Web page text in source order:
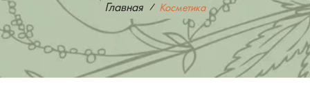
Главная Косметика